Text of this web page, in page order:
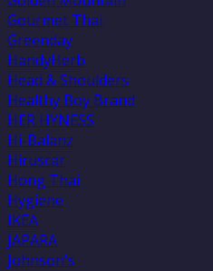
Gourmet Thai
Greenday
HandyHerb
Head & Shoulders
Healthy Boy Brand
HER HYNESS
Hi-Balanz
Hiruscar
Hong Thai
Hygiene
IKEA
JAPARA
Johnson's